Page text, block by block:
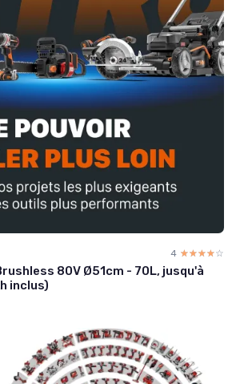
4 ☆☆☆☆☆
★★★★★
80V Ø51cm - 70L, jusqu'à
inclus)